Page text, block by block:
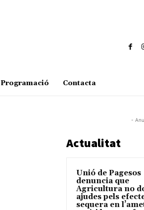
Programació Contacta
-
Actualitat
Unió de Pagesos
denuncia que
Agricultura no
ajudes pels
sequera en